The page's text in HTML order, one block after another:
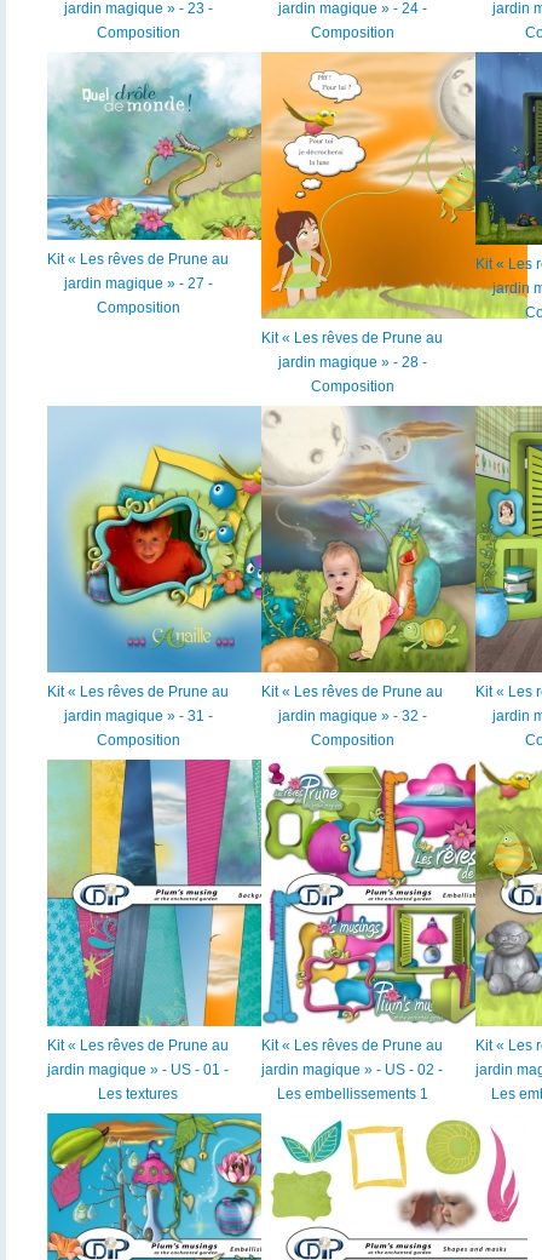
jardin magique » - 23 -
Composition
jardin magique » - 24 -
Composition
jardin
Kit « Les rêves de Prune au
jardin magique » - 27 -
Composition
Kit « Les rêves de Prune au
jardin magique » - 28 -
Composition
Kit « Les
jardin
Kit « Les rêves de Prune au
jardin magique » - 31 -
Composition
Kit « Les rêves de Prune au
jardin magique » - 32 -
Composition
Kit « Les
jardin
Kit « Les rêves de Prune au
jardin magique » - US - 01 -
Les textures
Kit « Les rêves de Prune au
jardin magique » - US - 02 -
Les embellissements 1
Kit « Les
jardin
Les